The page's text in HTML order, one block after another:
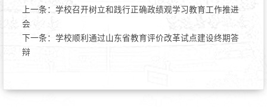
上一条： 学校召开树立和践行正确政绩观学习教育工作推进
会
下一条： 学校顺利通过山东省教育评价改革试点建设终期答
辩